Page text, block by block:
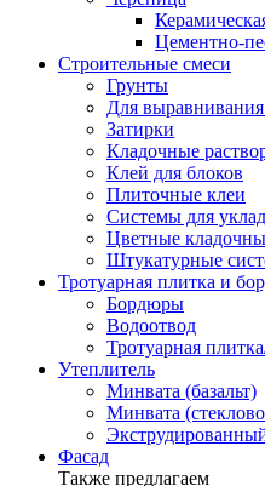
Цементно-
Строительные смеси
Грунты
Для
Затирки
Кладочные
Клей для блоков
Плиточные клеи
Системы для
Цветные
Штукатурные
Тротуарная плитка и
Бордюры
Водоотвод
Тротуарная
Утеплитель
Минвата (базальт)
Минвата
Фасад
Также предлагаем